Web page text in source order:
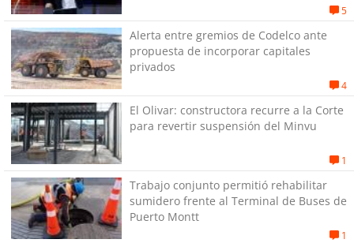
5
Alerta entre gremios de Codelco ante
propuesta de incorporar capitales
privados
4
El Olivar: constructora recurre a la Corte
para revertir suspensión del Minvu
1
Trabajo conjunto permitió rehabilitar
sumidero frente al Terminal de Buses de
Puerto Montt
1